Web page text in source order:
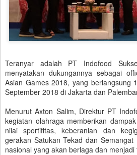
Teranyar adalah PT Indofood
menyatakan dukungannya sebagai
Asian Games 2018, yang berlangsung
September 2018 di Jakarta dan
Menurut Axton Salim, Direktur PT
kegiatan olahraga memberikan
nilai sportifitas, keberanian dan
gerakan Satukan Tekad dan
nasional yang akan berlaga dan